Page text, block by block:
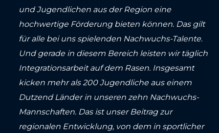
und Jugendlichen aus der Region eine
hochwertige Förderung bieten können. Das gilt
für alle bei uns spielenden Nachwuchs-Talente.
Und gerade in diesem Bereich leisten wir täglich
Integrationsarbeit auf dem Rasen. Insgesamt
kicken mehr als 200 Jugendliche aus einem
Dutzend Länder in unseren zehn Nachwuchs-
Mannschaften. Das ist unser Beitrag zur
regionalen Entwicklung, von dem in sportlicher